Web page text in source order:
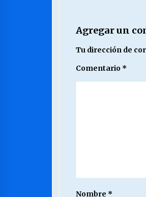
Agregar un
Tu dirección de
Comentario *
Nombre *